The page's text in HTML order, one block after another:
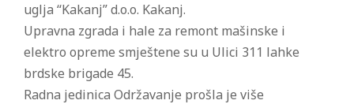
uglja “Kakanj” d.o.o. Kakanj.
Upravna zgrada i hale za remont mašinske i
elektro opreme smještene su u Ulici 311 lahke
brdske brigade 45.
Radna jedinica Održavanje prošla je više